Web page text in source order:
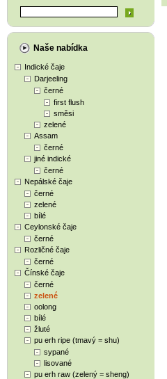
Naše nabídka
Indické čaje
Darjeeling
černé
first flush
směsi
zelené
Assam
černé
jiné indické
černé
Nepálské čaje
černé
zelené
bílé
Ceylonské čaje
černé
Rozličné čaje
černé
Čínské čaje
černé
zelené
oolong
bílé
žluté
pu erh ripe (tmavý = shu)
sypané
lisované
pu erh raw (zelený = sheng)